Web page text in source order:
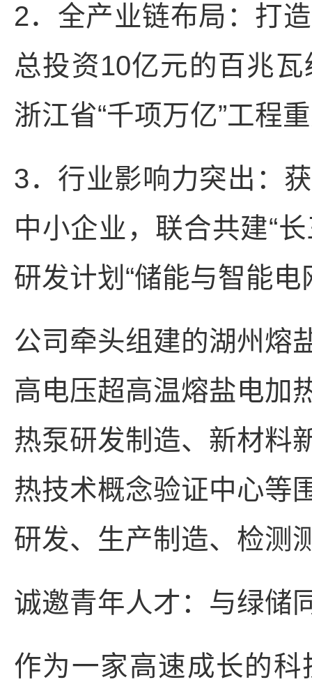
2．全产业链布局：打
总投资10亿元的百兆
浙江省“千项万亿”工程
3．行业影响力突出：
中小企业，联合共建“
研发计划“储能与智能
公司牵头组建的湖州熔
高电压超高温熔盐电加
热泵研发制造、新材料
热技术概念验证中心等
研发、生产制造、检测
诚邀青年人才：与绿储
作为一家高速成长的